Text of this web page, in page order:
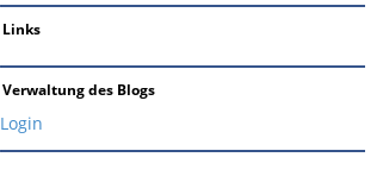
Links
Verwaltung des Blogs
Login